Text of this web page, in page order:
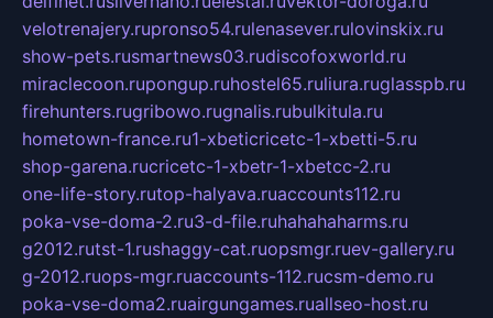
velotrenajery.rupronso54.rulenasever.rulovinskix.ru
show-pets.rusmartnews03.rudiscofoxworld.ru
miraclecoon.rupongup.ruhostel65.ruliura.ruglasspb.ru
firehunters.rugribowo.rugnalis.rubulkitula.ru
hometown-france.ru1-xbeticricetc-1-xbetti-5.ru
shop-garena.rucricetc-1-xbetr-1-xbetcc-2.ru
one-life-story.rutop-halyava.ruaccounts112.ru
poka-vse-doma-2.ru3-d-file.ruhahahaharms.ru
g2012.rutst-1.rushaggy-cat.ruopsmgr.ruev-gallery.ru
g-2012.ruops-mgr.ruaccounts-112.rucsm-demo.ru
poka-vse-doma2.ruairgungames.ruallseo-host.ru